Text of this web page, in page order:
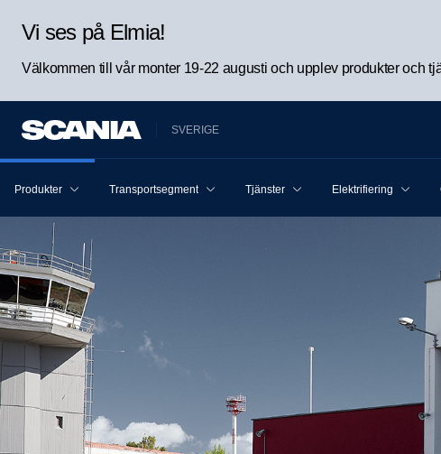
Vi ses på Elmia!
Välkommen till vår monter 19-22 augusti och upplev produkter och
SVERIGE
Produkter Transportsegment Tjänster Elektrifiering